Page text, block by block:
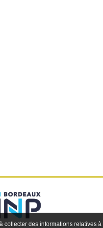
collecter des informations relatives